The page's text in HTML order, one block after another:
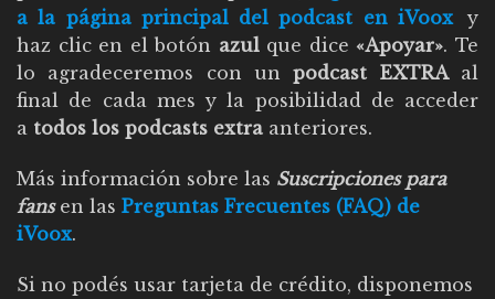
a la página principal del podcast en iVoox
y
haz clic en el botón azulque dice «Apoyar». Te
lo agradeceremos con unpodcast EXTRAal
final de cada mes y la posibilidad de acceder
a todos los podcasts extra anteriores.
Más información sobre las Suscripciones para
fansen las Preguntas Frecuentes (FAQ) de
iVoox.
Si no podés usar tarjeta de crédito, disponemos